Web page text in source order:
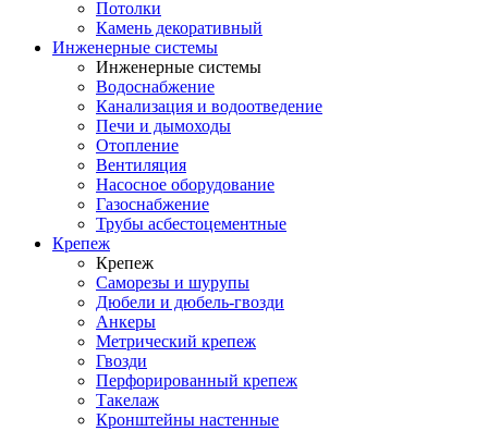
Потолки
Камень декоративный
Инженерные системы
Инженерные системы
Водоснабжение
Канализация и водоотведение
Печи и дымоходы
Отопление
Вентиляция
Насосное оборудование
Газоснабжение
Трубы асбестоцементные
Крепеж
Крепеж
Саморезы и шурупы
Дюбели и дюбель-гвозди
Анкеры
Метрический крепеж
Гвозди
Перфорированный крепеж
Такелаж
Кронштейны настенные